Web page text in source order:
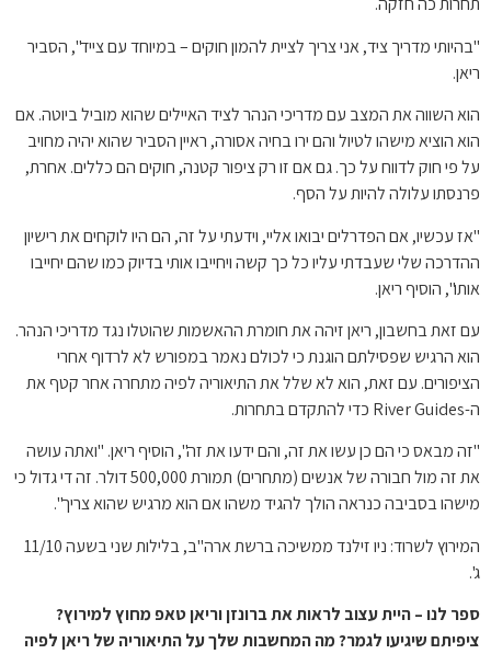
"בהיותי מדריך ציד, אני צריך לציית להמון חוקים – במיוחד עם צייד", הסביר
ריאן.
הוא השווה את המצב עם מדריכי הנהר לציד האיילים שהוא מוביל ביוטה. אם
הוא הוציא מישהו לטיול והם ירו בחיה אסורה, ראיין הסביר שהוא יהיה מחויב
על פי חוק לדווח על כך. גם אם זו רק ציפור קטנה, חוקים הם כללים. אחרת,
פרנסתו עלולה להיות על הסף.
"אז עכשיו, אם הפדרלים יבואו אליי, וידעתי על זה, הם היו לוקחים את רישיון
ההדרכה שלי שעבדתי עליו כל כך קשה ויחייבו אותי בדיוק כמו שהם יחייבו
אותו", הוסיף ריאן.
עם זאת בחשבון, ריאן זיהה את חומרת ההאשמות שהוטלו נגד מדריכי הנהר.
הוא הרגיש שפסילתם הוגנת כי לכולם נאמר במפורש לא לרדוף אחרי
הציפורים. עם זאת, הוא לא שלל את התיאוריה לפיה מתחרה אחר קטף את
ה-River Guides כדי להתקדם בתחרות.
"זה מבאס כי הם כן עשו את זה, והם ידעו את זה", הוסיף ריאן. "ואתה עושה
את זה מול חבורה של אנשים (מתחרים) תמורת 500,000 דולר. זה די גדול כי
מישהו בסביבה כנראה הולך להגיד משהו אם הוא מרגיש שהוא צריך".
המירוץ לשרוד: ניו זילנד ממשיכה ברשת ארה"ב, בלילות שני בשעה 11/10
ג'.
ספר לנו – היית עצוב לראות את ברונזן וריאן טאפ מחוץ למירוץ?
ציפיתם שיגיעו לגמר? מה המחשבות שלך על התיאוריה של ריאן לפיה